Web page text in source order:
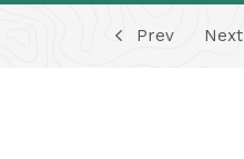
Prev Next